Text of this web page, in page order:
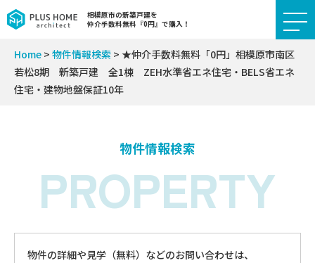
相模原市の新築戸建を
仲介手数料無料『0円』で購入！
Home > 物件情報検索 > ★仲介手数料無料「0円」相模原市南区
若松8期 新築戸建 全1棟 ZEH水準省エネ住宅・BELS省エネ
住宅・建物地盤保証10年
物件情報検索
PROPERTY
物件の詳細や見学（無料）などのお問い合わせは、